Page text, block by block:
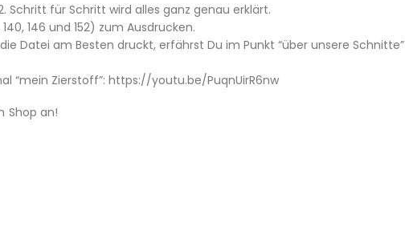
Schritt für Schritt wird alles ganz genau erklärt.
146 und 152) zum Ausdrucken.
Datei am Besten druckt, erfährst Du im Punkt “über unsere Schnitte”
“mein Zierstoff”: https://youtu.be/PuqnUirR6nw
Shop an!